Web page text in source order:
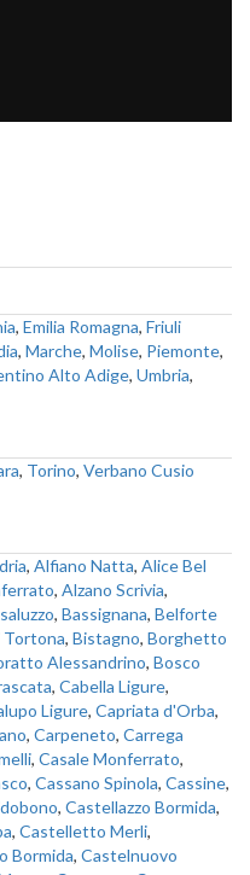
, Emilia Romagna, Friuli
, Marche, Molise, Piemonte,
Alto Adige, Umbria,
, Torino, Verbano Cusio
, Alfiano Natta, Alice Bel
, Alzano Scrivia,
, Bassignana, Belforte
Tortona, Bistagno, Borghetto
Alessandrino, Bosco
, Cabella Ligure,
Ligure, Capriata d'Orba,
, Carpeneto, Carrega
, Casale Monferrato,
, Cassano Spinola, Cassine,
, Castellazzo Bormida,
, Castelletto Merli,
Bormida, Castelnuovo